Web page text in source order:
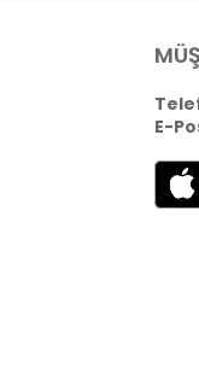
E-